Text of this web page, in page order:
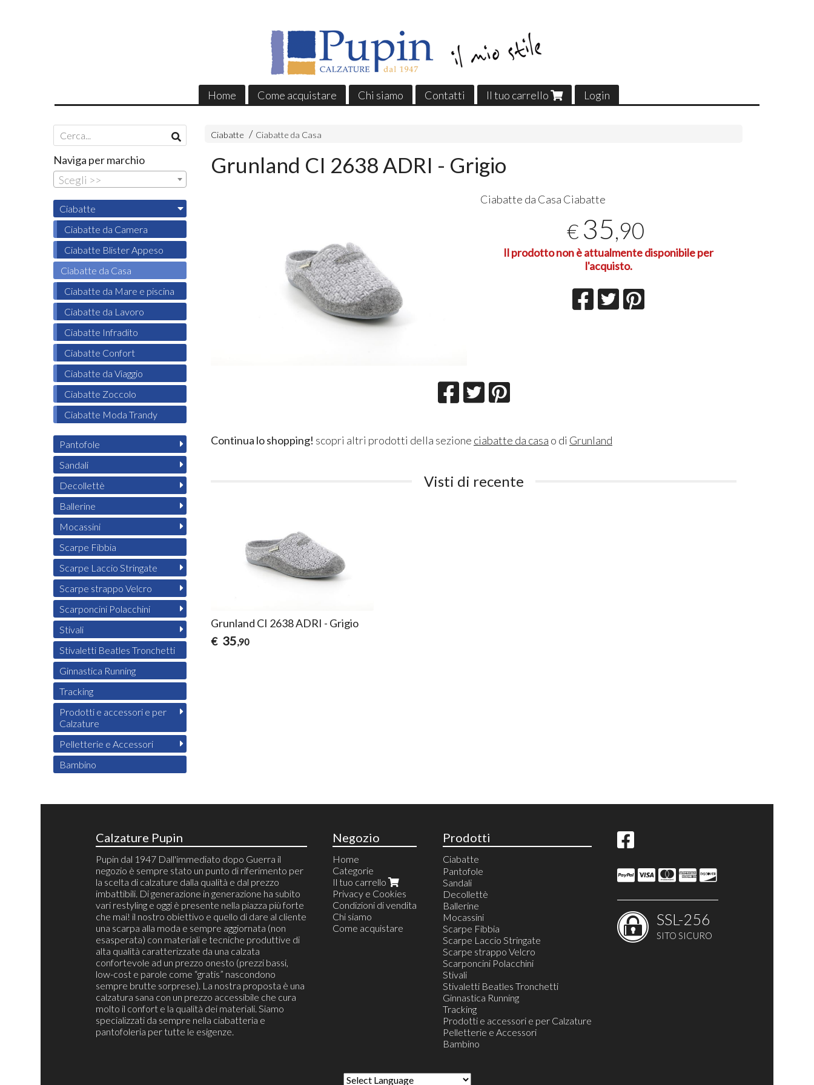
Home Come acquistare Chi siamo Contatti Il tuo carrello Login
Ciabatte Ciabatte da Casa
Grunland CI 2638 ADRI - Grigio
Ciabatte da Casa Ciabatte
€ 35,90
Il prodotto non è attualmente disponibile per
l'acquisto.
Continua lo shopping! scopri altri prodotti della sezione ciabatte da casa o di Grunland
Visti di recente
Grunland CI 2638 ADRI - Grigio
€ 35,90
Naviga per marchio
Scegli >>
Ciabatte
Ciabatte da Camera
Ciabatte Blister Appeso
Ciabatte da Casa
Ciabatte da Mare e piscina
Ciabatte da Lavoro
Ciabatte Infradito
Ciabatte Confort
Ciabatte da Viaggio
Ciabatte Zoccolo
Ciabatte Moda Trandy
Pantofole
Sandali
Decollettè
Ballerine
Mocassini
Scarpe Fibbia
Scarpe Laccio Stringate
Scarpe strappo Velcro
Scarponcini Polacchini
Stivali
Stivaletti Beatles Tronchetti
Ginnastica Running
Tracking
Prodotti e accessori e per
Calzature
Pelletterie e Accessori
Bambino
Calzature Pupin
Pupin dal 1947 Dall'immediato dopo Guerra il
negozio è sempre stato un punto di riferimento per
la scelta di calzature dalla qualità e dal prezzo
imbattibili. Di generazione in generazione ha subito
vari restyling e oggi è presente nella piazza più forte
che mai! il nostro obiettivo e quello di dare al cliente
una scarpa alla moda e sempre aggiornata (non
esasperata) con materiali e tecniche produttive di
alta qualità caratterizzate da una calzata
confortevole ad un prezzo onesto (prezzi bassi,
low-cost e parole come “gratis” nascondono
sempre brutte sorprese). La nostra proposta è una
calzatura sana con un prezzo accessibile che cura
molto il confort e la qualità dei materiali. Siamo
specializzati da sempre nella ciabatteria e
pantofoleria per tutte le esigenze.
Negozio
Home
Categorie
Il tuo carrello
Privacy e Cookies
Condizioni di vendita
Chi siamo
Come acquistare
Prodotti
Ciabatte
Ciabatte da Camera
Ciabatte Blister Appeso
Ciabatte da Casa
Ciabatte da Mare e piscina
Ciabatte da Lavoro
Ciabatte Infradito
Ciabatte Confort
Ciabatte da Viaggio
Ciabatte Zoccolo
Ciabatte Moda Trandy
Pantofole
Sandali
Decollettè
Ballerine
Mocassini
Scarpe Fibbia
Scarpe Laccio Stringate
Scarpe strappo Velcro
Scarponcini Polacchini
Stivali
Stivaletti Beatles Tronchetti
Ginnastica Running
Tracking
Prodotti e accessori e per Calzature
Pelletterie e Accessori
Bambino
SSL-256
SITO SICURO